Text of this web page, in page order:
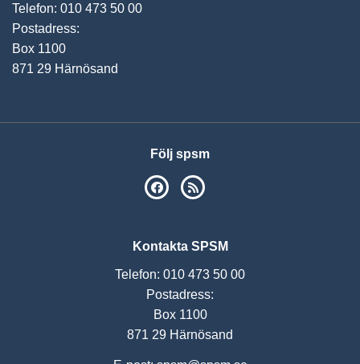
Telefon: 010 473 50 00
Postadress:
Box 1100
871 29 Härnösand
Följ spsm
SPSM på Facebook
Kontakta SPSM
Telefon: 010 473 50 00
Postadress:
Box 1100
871 29 Härnösand